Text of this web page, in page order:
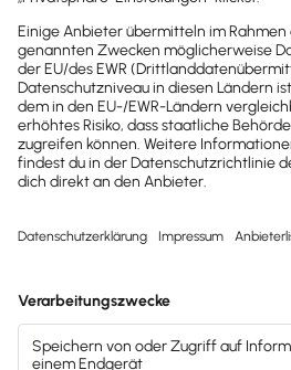
0800-7234-254
Wir sind Mo-Fr von 8:00
dich da.
lexware-
lexware.com